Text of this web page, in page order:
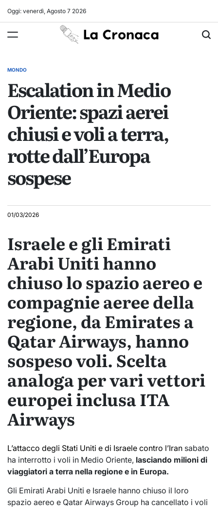
Oggi: venerdì, Agosto 7 2026
La
Cronaca
POSTED
MONDO
Escalation in Medio
Oriente: spazi aerei
chiusi e voli a terra,
rotte dall’Europa
sospese
01/03/2026
Israele e gli Emirati
Arabi Uniti hanno
chiuso lo spazio aereo e
compagnie aeree della
regione, da Emirates a
Qatar Airways, hanno
sospeso voli. Scelta
analoga per vari vettori
europei inclusa ITA
Airways
L’attacco degli Stati Uniti e di Israele contro l’Iran sabato
ha interrotto i voli in Medio Oriente, lasciando milioni di
viaggiatori a terra nella regione e in Europa.
Gli Emirati Arabi Uniti e Israele hanno chiuso il loro
spazio aereo e Qatar Airways Group ha cancellato i voli